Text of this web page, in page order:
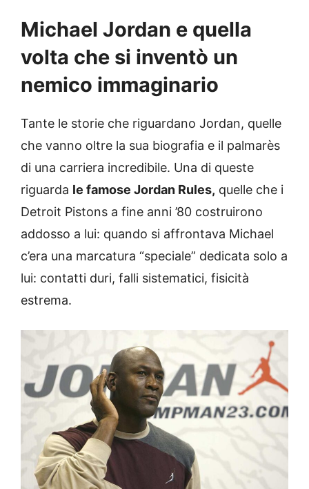
Michael Jordan e quella
volta che si inventò un
nemico immaginario
Tante le storie che riguardano Jordan, quelle
che vanno oltre la sua biografia e il palmarès
di una carriera incredibile. Una di queste
riguarda le famose Jordan Rules, quelle che i
Detroit Pistons a fine anni ’80 costruirono
addosso a lui: quando si affrontava Michael
c’era una marcatura “speciale” dedicata solo a
lui: contatti duri, falli sistematici, fisicità
estrema.